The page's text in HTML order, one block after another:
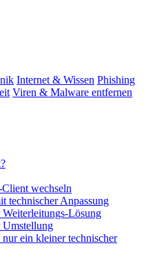
Internet & Wissen Phishing
Viren & Malware entfernen
wechseln
technischer Anpassung
Lösung
Umstellung
ein kleiner technischer